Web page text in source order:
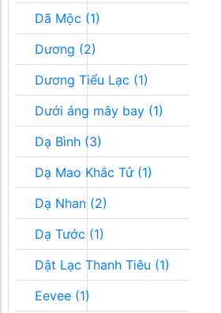
Dã Mộc (1)
Dương (2)
Dương Tiểu Lạc (1)
Dưới áng mây bay (1)
Dạ Bình (3)
Dạ Mao Khắc Tử (1)
Dạ Nhan (2)
Dạ Tước (1)
Dật Lạc Thanh Tiêu (1)
Eevee (1)